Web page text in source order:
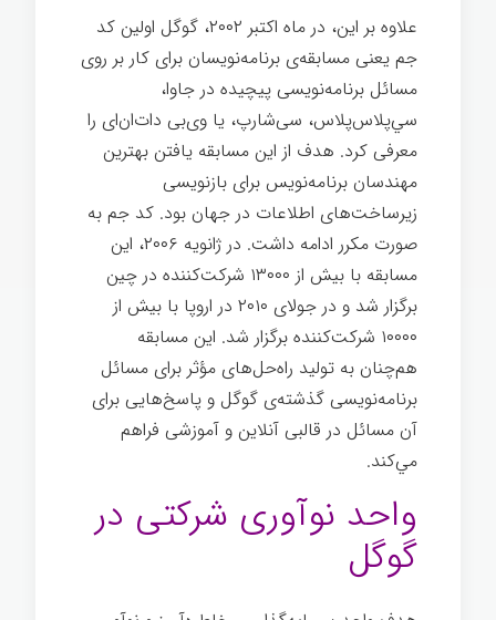
علاوه بر این، در ماه اکتبر ۲۰۰۲، گوگل اولین کد
جم یعنی مسابقه‌ی برنامه‌نویسان برای کار بر روی
مسائل برنامه‌نویسی پیچیده در جاوا،
سي‌پلاس‌پلاس، سی‌شارپ، یا وی‌بی ‌دات‌ان‌ای را
معرفی کرد. هدف از این مسابقه يافتن بهترین
مهندسان برنامه‌نویس برای بازنویسی
زیرساخت‌های اطلاعات در جهان بود. کد جم به
صورت مکرر ادامه داشت. در ژانویه ۲۰۰۶، اين
مسابقه با بیش از ۱۳۰۰۰ شرکت‌کننده در چین
برگزار شد و در جولای ۲۰۱۰ در اروپا با بیش از
۱۰۰۰۰ شرکت‌کننده برگزار شد. این مسابقه
هم‌چنان به تولید راه‌حل‌های مؤثر برای مسائل
بر‌نامه‌نویسی گذشته‌ی گوگل و پاسخ‌هایی برای
آن مسائل در قالبی آنلاین و آموزشی فراهم
مي‌كند.
واحد نوآوری شرکتی در
گوگل